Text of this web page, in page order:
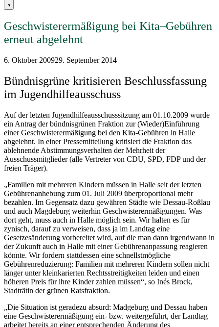
Geschwisterermäßigung bei Kita–Gebühren
erneut abgelehnt
6. Oktober 200929. September 2014
Bündnisgrüne kritisieren Beschlussfassung
im Jugendhilfeausschuss
Auf der letzten Jugendhilfeausschusssitzung am 01.10.2009 wurde
ein Antrag der bündnisgrünen Fraktion zur (Wieder)Einführung
einer Geschwisterermäßigung bei den Kita-Gebühren in Halle
abgelehnt. In einer Pressemitteilung kritisiert die Fraktion das
ablehnende Abstimmungsverhalten der Mehrheit der
Ausschussmitglieder (alle Vertreter von CDU, SPD, FDP und der
freien Träger).
„Familien mit mehreren Kindern müssen in Halle seit der letzten
Gebührenanhebung zum 01. Juli 2009 überproportional mehr
bezahlen. Im Gegensatz dazu gewähren Städte wie Dessau-Roßlau
und auch Magdeburg weiterhin Geschwisterermäßigungen. Was
dort geht, muss auch in Halle möglich sein. Wir halten es für
zynisch, darauf zu verweisen, dass ja im Landtag eine
Gesetzesänderung vorbereitet wird, auf die man dann irgendwann in
der Zukunft auch in Halle mit einer Gebührenanpassung reagieren
könnte. Wir fordern stattdessen eine schnellstmögliche
Gebührenreduzierung: Familien mit mehreren Kindern sollen nicht
länger unter kleinkarierten Rechtsstreitigkeiten leiden und einen
höheren Preis für ihre Kinder zahlen müssen“, so Inés Brock,
Stadträtin der grünen Ratsfraktion.
„Die Situation ist geradezu absurd: Madgeburg und Dessau haben
eine Geschwisterermäßigung ein- bzw. weitergeführt, der Landtag
arbeitet bereits an einer entsprechenden Änderung des